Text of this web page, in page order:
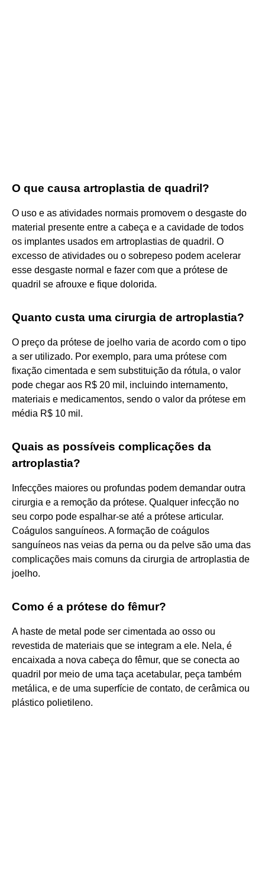
O que causa artroplastia de quadril?
O uso e as atividades normais promovem o desgaste do
material presente entre a cabeça e a cavidade de todos
os implantes usados em artroplastias de quadril. O
excesso de atividades ou o sobrepeso podem acelerar
esse desgaste normal e fazer com que a prótese de
quadril se afrouxe e fique dolorida.
Quanto custa uma cirurgia de artroplastia?
O preço da prótese de joelho varia de acordo com o tipo
a ser utilizado. Por exemplo, para uma prótese com
fixação cimentada e sem substituição da rótula, o valor
pode chegar aos R$ 20 mil, incluindo internamento,
materiais e medicamentos, sendo o valor da prótese em
média R$ 10 mil.
Quais as possíveis complicações da
artroplastia?
Infecções maiores ou profundas podem demandar outra
cirurgia e a remoção da prótese. Qualquer infecção no
seu corpo pode espalhar-se até a prótese articular.
Coágulos sanguíneos. A formação de coágulos
sanguíneos nas veias da perna ou da pelve são uma das
complicações mais comuns da cirurgia de artroplastia de
joelho.
Como é a prótese do fêmur?
A haste de metal pode ser cimentada ao osso ou
revestida de materiais que se integram a ele. Nela, é
encaixada a nova cabeça do fêmur, que se conecta ao
quadril por meio de uma taça acetabular, peça também
metálica, e de uma superfície de contato, de cerâmica ou
plástico polietileno.